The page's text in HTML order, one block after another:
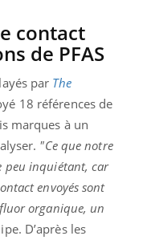
contact
de PFAS
par The
18 références de
marques à un
"Ce que notre
peu inquiétant, car
envoyés sont
organique, un
D’après les